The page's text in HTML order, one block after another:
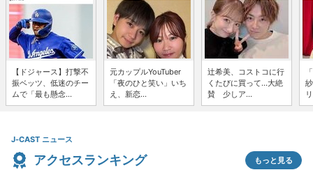
【ドジャース】打撃不
振ベッツ、低迷のチー
ムで「最も懸念...
元カップルYouTuber
「夜のひと笑い」いち
え、新恋...
辻希美、コストコに行
くたびに買って...大絶
賛 少しア...
J-CAST ニュース
アクセスランキング もっと見る